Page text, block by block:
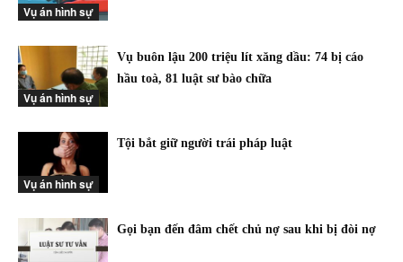
Vụ án hình sự
Vụ án hình sự
Vụ buôn lậu 200 triệu lít xăng dầu: 74 bị cáo
hầu toà, 81 luật sư bào chữa
Vụ án hình sự
Tội bắt giữ người trái pháp luật
Gọi bạn đến đâm chết chủ nợ sau khi bị đòi nợ